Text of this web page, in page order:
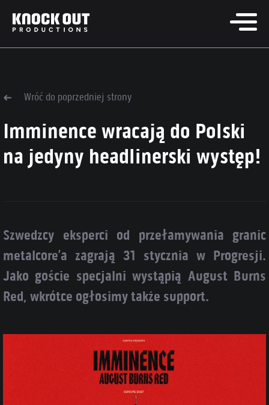
Wróć do poprzedniej strony
Imminence wracają do Polski
na jedyny headlinerski występ!
Szwedzcy eksperci od przełamywania granic
metalcore’a zagrają 31 stycznia w Progresji.
Jako goście specjalni wystąpią August Burns
Red, wkrótce ogłosimy także support.